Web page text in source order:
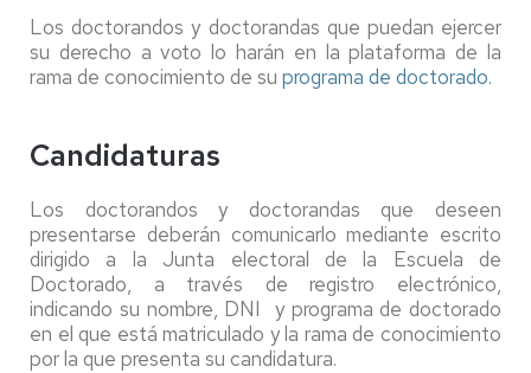
Los doctorandos y doctorandas que puedan ejercer
su derecho a voto lo harán en la plataforma de la
rama de conocimiento de su programa de doctorado.
Candidaturas
Los doctorandos y doctorandas que deseen
presentarse deberán comunicarlo mediante escrito
dirigido a la Junta electoral de la Escuela de
Doctorado, a través de registro electrónico,
indicando su nombre, DNI y programa de doctorado
en el que está matriculado y la rama de conocimiento
por la que presenta su candidatura.